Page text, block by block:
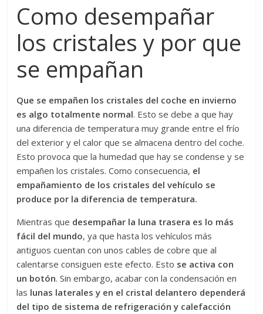
Como desempañar
los cristales y por que
se empañan
Que se empañen los cristales del coche en invierno
es algo totalmente normal. Esto se debe a que hay
una diferencia de temperatura muy grande entre el frío
del exterior y el calor que se almacena dentro del coche.
Esto provoca que la humedad que hay se condense y se
empañen los cristales. Como consecuencia, el
empañamiento de los cristales del vehículo se
produce por la diferencia de temperatura.
Mientras que desempañar la luna trasera es lo más
fácil del mundo, ya que hasta los vehículos más
antiguos cuentan con unos cables de cobre que al
calentarse consiguen este efecto. Esto se activa con
un botón. Sin embargo, acabar con la condensación en
las lunas laterales y en el cristal delantero dependerá
del tipo de sistema de refrigeración y calefacción